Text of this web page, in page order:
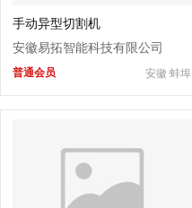
手动异型切割机
安徽易拓智能科技有限公司
安徽 蚌埠
普通会员